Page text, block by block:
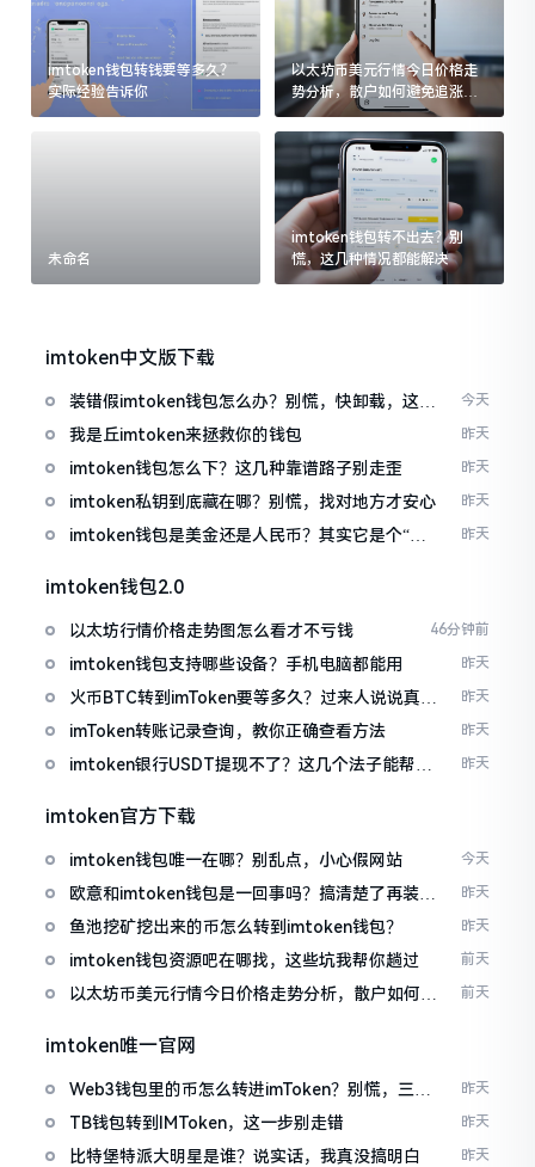
imtoken钱包转钱要等多久？
实际经验告诉你
以太坊币美元行情今日价格走
势分析，散户如何避免追涨杀
跌被套牢
未命名
imtoken钱包转不出去？别
慌，这几种情况都能解决
imtoken中文版下载
装错假imtoken钱包怎么办？别慌，快卸载，这几
招能救急
今天
我是丘imtoken来拯救你的钱包 昨天
imtoken钱包怎么下？这几种靠谱路子别走歪 昨天
imtoken私钥到底藏在哪？别慌，找对地方才安心 昨天
imtoken钱包是美金还是人民币？其实它是个“多
昨天
imtoken钱包2.0
以太坊行情价格走势图怎么看才不亏钱 46分钟前
imtoken钱包支持哪些设备？手机电脑都能用 昨天
火币BTC转到imToken要等多久？过来人说说真实
情况
昨天
imToken转账记录查询，教你正确查看方法 昨天
imtoken银行USDT提现不了？这几个法子能帮你
昨天
imtoken官方下载
imtoken钱包唯一在哪？别乱点，小心假网站 今天
欧意和imtoken钱包是一回事吗？搞清楚了再装钱
包
昨天
鱼池挖矿挖出来的币怎么转到imtoken钱包？ 昨天
imtoken钱包资源吧在哪找，这些坑我帮你趟过 前天
以太坊币美元行情今日价格走势分析，散户如何避
前天
imtoken唯一官网
Web3钱包里的币怎么转进imToken？别慌，三步
搞定
昨天
TB钱包转到IMToken，这一步别走错 昨天
比特堡特派大明星是谁？说实话，我真没搞明白 昨天